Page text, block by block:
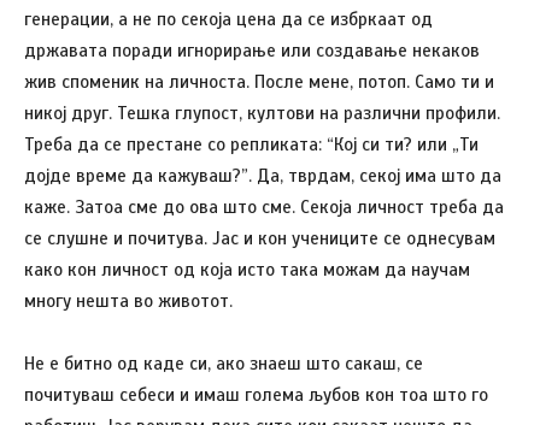
генерации, а не по секоја цена да се избркаат од
државата поради игнорирање или создавање некаков
жив споменик на личноста. После мене, потоп. Само ти и
никој друг. Тешка глупост, култови на различни профили.
Треба да се престане со репликата: “Кој си ти? или „Ти
дојде време да кажуваш?”. Да, тврдам, секој има што да
каже. Затоа сме до ова што сме. Секоја личност треба да
се слушне и почитува. Јас и кон учениците се однесувам
како кон личност од која исто така можам да научам
многу нешта во животот.
Не е битно од каде си, ако знаеш што сакаш, се
почитуваш себеси и имаш голема љубов кон тоа што го